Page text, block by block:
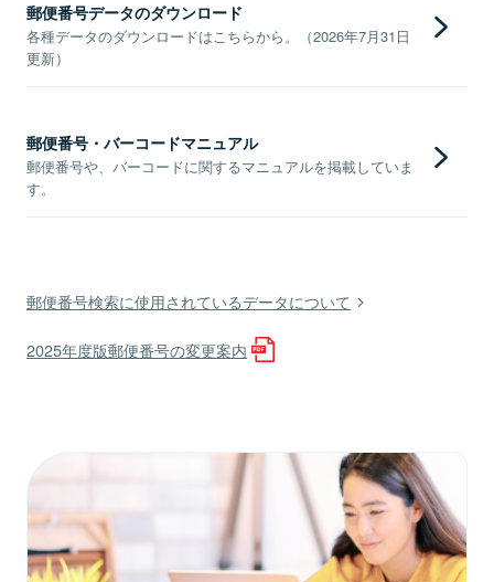
郵便番号データのダウンロード
各種データのダウンロードはこちらから。（2026年7月31日
更新）
郵便番号・バーコードマニュアル
郵便番号や、バーコードに関するマニュアルを掲載していま
す。
郵便番号検索に使用されているデータについて
2025年度版郵便番号の変更案内